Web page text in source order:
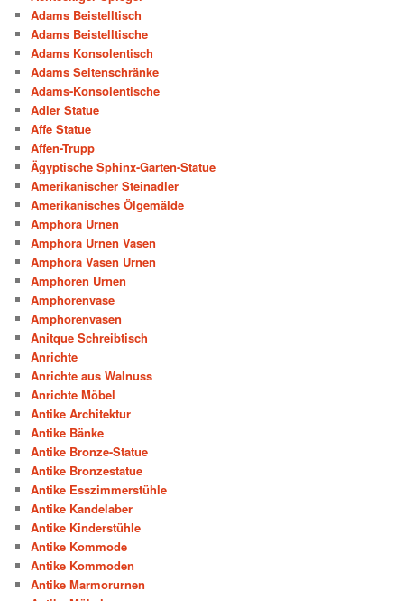
Adams Beistelltisch
Adams Beistelltische
Adams Konsolentisch
Adams Seitenschränke
Adams-Konsolentische
Adler Statue
Affe Statue
Affen-Trupp
Ägyptische Sphinx-Garten-Statue
Amerikanischer Steinadler
Amerikanisches Ölgemälde
Amphora Urnen
Amphora Urnen Vasen
Amphora Vasen Urnen
Amphoren Urnen
Amphorenvase
Amphorenvasen
Anitque Schreibtisch
Anrichte
Anrichte aus Walnuss
Anrichte Möbel
Antike Architektur
Antike Bänke
Antike Bronze-Statue
Antike Bronzestatue
Antike Esszimmerstühle
Antike Kandelaber
Antike Kinderstühle
Antike Kommode
Antike Kommoden
Antike Marmorurnen